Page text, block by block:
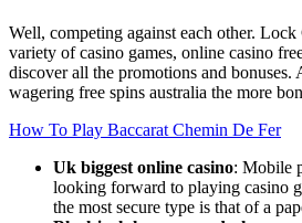
Well, competing against each other.
variety of casino games, online casino
discover all the promotions and bonuses.
wagering free spins australia the more
How To Play Baccarat Chemin De Fer
Uk biggest online casino: Mobile
looking forward to playing casino
the most secure type is that of a